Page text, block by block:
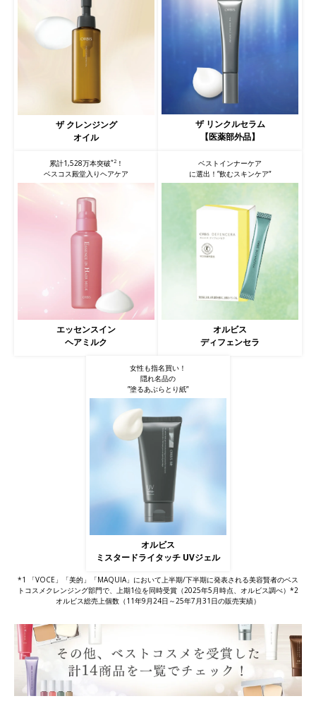
ザ クレンジング
オイル
ザ リンクルセラム
【医薬部外品】
累計1,528万本突破*2！
ベスコス殿堂入りヘアケア
エッセンスイン
ヘアミルク
ベストインナーケア
に選出！”飲むスキンケア”
オルビス
ディフェンセラ
女性も指名買い！
隠れ名品の
”塗るあぶらとり紙”
オルビス
ミスタードライタッチ UVジェル
*1 「VOCE」「美的」「MAQUIA」において上半期/下半期に発表される美容賢者のベス
トコスメクレンジング部門で、上期1位を同時受賞（2025年5月時点、オルビス調べ）*2
オルビス総売上個数（11年9月24日～25年7月31日の販売実績）